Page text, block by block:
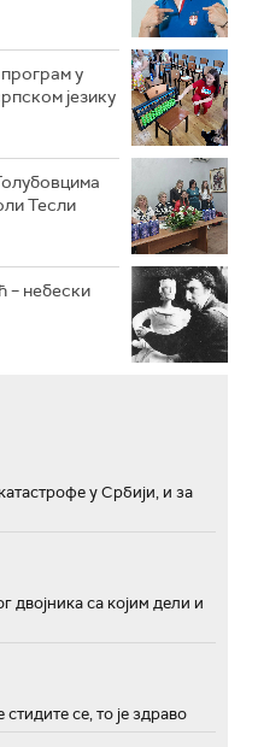
у
језику
Тесли
– небески
у Србији, и за
двојника са којим дели и
се, то је здраво